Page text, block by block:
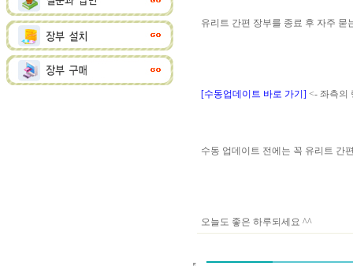
유리트 간편 장부를 종료 후 자주
[수동업데이트 바로 가기] <- 좌측의
수동 업데이트 전에는 꼭 유리트 간
오늘도 좋은 하루되세요 ^^